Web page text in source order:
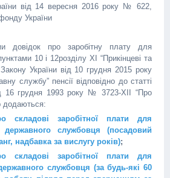
від 14 вересня 2016 року № 622,
України
довідок про заробітну плату для
10 і 12розділу XI “Прикінцеві та
України від 10 грудня 2015 року
службу” пенсії відповідно до статті
16 грудня 1993 року № 3723-XII “Про
додаються:
складові заробітної плати для
державного службовця (посадовий
надбавка за вислугу років);
складові заробітної плати для
службовця (за будь-які 60